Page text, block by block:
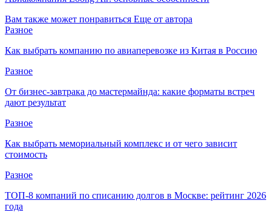
Вам также может понравиться Еще от автора
Разное
Как выбрать компанию по авиаперевозке из Китая в Россию
Разное
От бизнес-завтрака до мастермайнда: какие форматы встреч
дают результат
Разное
Как выбрать мемориальный комплекс и от чего зависит
стоимость
Разное
ТОП-8 компаний по списанию долгов в Москве: рейтинг 2026
года